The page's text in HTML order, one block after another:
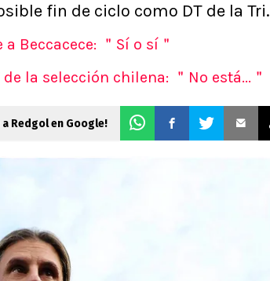
fin de ciclo como DT de la Tri.
Beccacece: ＂Sí o sí＂
la selección chilena: ＂No está...＂
Redgol en Google!